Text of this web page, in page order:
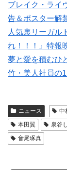
ブレイク・ライ
告＆ポスター解
人気裏リーガル
れ！！！』特報
夢と愛を積むひ
竹・美人社員の1
ニュース 中
本田翼
泉谷
音尾琢真